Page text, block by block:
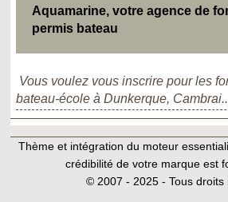
Aquamarine, votre agence de
permis bateau
Vous voulez vous inscrire pour les
bateau-école à Dunkerque,
Thème et intégration du moteur
crédibilité de votre marque est
© 2007 - 2025 - Tous droits